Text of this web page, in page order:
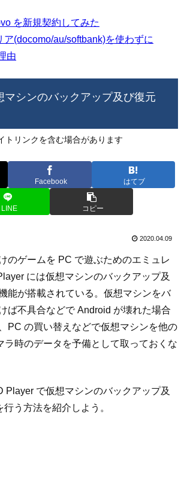
を新規契約してみた
ア(docomo/au/softbank)を使わずに
由
マシンのバックアップ及び復元
トリンクを含む場合があります
Facebook はてブ
LINE コピー
2020.04.09
のゲームを PC で遊ぶためのエミュレ
には仮想マシンのバックアップ及
能が搭載されている。仮想マシンをバ
ば不具合などで Android が壊れた場合
PC の買い替えなどで仮想マシンを他の
ラ時のデータを予備として取っておくな
Player で仮想マシンのバックアップ及
う方法を紹介しよう。